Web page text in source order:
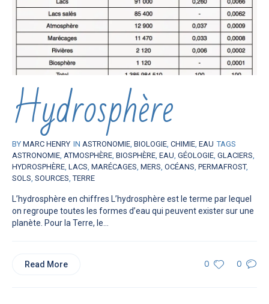
Hydrosphère
BY MARC HENRY IN ASTRONOMIE, BIOLOGIE, CHIMIE, EAU TAGS
ASTRONOMIE, ATMOSPHÈRE, BIOSPHÈRE, EAU, GÉOLOGIE, GLACIERS,
HYDROSPHÈRE, LACS, MARÉCAGES, MERS, OCÉANS, PERMAFROST,
SOLS, SOURCES,TERRE
L’hydrosphère en chiffres L’hydrosphère est le terme par lequel
on regroupe toutes les formes d’eau qui peuvent exister sur une
planète. Pour la Terre, le...
0 0
Read More